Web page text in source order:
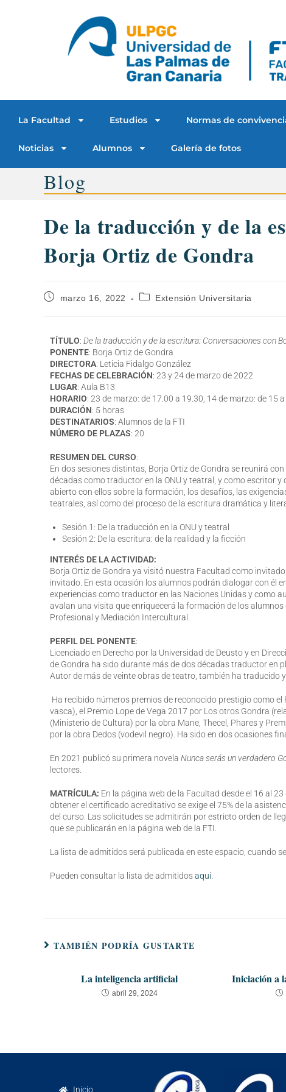
La Facultad Estudios Normas de
Noticias Alumnos Galería de fotos
Blog
De la traducción y de la
Borja Ortiz de Gondra
marzo 16, 2022 Extensión Universitaria
TÍTULO: De la traducción y de la escritura: Conversaciones con
PONENTE: Borja Ortiz de Gondra
DIRECTORA: Leticia Fidalgo González
FECHAS DE CELEBRACIÓN: 23 y 24 de marzo de 2022
LUGAR: Aula B13
HORARIO: 23 de marzo: de 17.00 a 19.30, 14 de marzo: de 15
DURACIÓN: 5 horas
DESTINATARIOS: Alumnos de la FTI
NÚMERO DE PLAZAS: 20
RESUMEN DEL CURSO:
En dos sesiones distintas, Borja Ortiz de Gondra se reunirá
décadas como traductor en la ONU y teatral, y como escritor
abierto con ellos sobre la formación, los desafíos, las
teatrales, así como del proceso de la escritura dramática y
Sesión 1: De la traducción en la ONU y teatral
Sesión 2: De la escritura: de la realidad y la ficción
INTERÉS DE LA ACTIVIDAD:
Borja Ortiz de Gondra ya visitó nuestra Facultad como
invitado. En esta ocasión los alumnos podrán dialogar con él
experiencias como traductor en las Naciones Unidas y como
avalan una visita que enriquecerá la formación de los
Profesional y Mediación Intercultural.
PERFIL DEL PONENTE:
Licenciado en Derecho por la Universidad de Deusto y en
de Gondra ha sido durante más de dos décadas traductor en
Autor de más de veinte obras de teatro, también ha traducido
Ha recibido números premios de reconocido prestigio como
vasca), el Premio Lope de Vega 2017 por Los otros Gondra
(Ministerio de Cultura) por la obra Mane, Thecel, Phares y
por la obra Dedos (vodevil negro). Ha sido en dos ocasiones
En 2021 publicó su primera novela Nunca serás un verdadero
lectores.
MATRÍCULA: En la página web de la Facultad desde el 16 al
obtener el certificado acreditativo se exige el 75% de la
del curso. Las solicitudes se admitirán por estricto orden de
que se publicarán en la página web de la FTI.
La lista de admitidos será publicada en este espacio, cuando
Pueden consultar la lista de admitidosaquí.
TAMBIÉN PODRÍA GUSTARTE
La inteligencia artificial
abril 29, 2024
Iniciación a
Inicio